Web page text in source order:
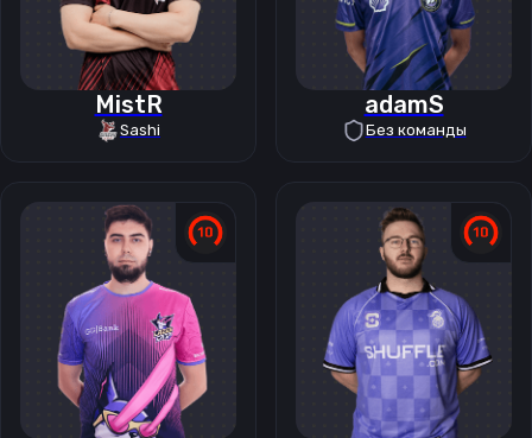
MistR
Sashi
adamS
Без команды